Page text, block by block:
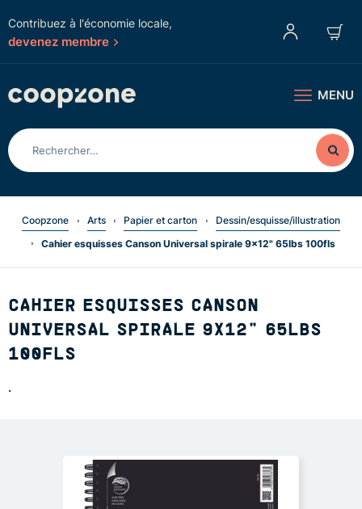
Contribuez à l'économie locale,
devenez membre
MENU
Coopzone Arts Papier et carton
Dessin/esquisse/illustration
Cahier esquisses Canson Universal spirale 9x12" 65lbs 100fls
CAHIER ESQUISSES CANSON
UNIVERSAL SPIRALE 9X12" 65LBS
100FLS
.